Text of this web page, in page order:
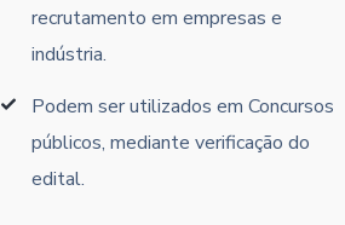
recrutamento em empresas e
indústria.
Podem ser utilizados em Concursos
públicos, mediante verificação do
edital.